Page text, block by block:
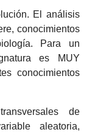
El análisis
conocimientos
Para un
es MUY
conocimientos
de
aleatoria,